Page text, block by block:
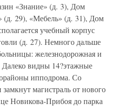
«Знание» (д. 3), Дом
29), «Мебель» (д. 31), Дом
учебный корпус
(д. 27). Немного дальше
железнодорожная и
видны 14?этажные
ипподрома. Со
магистраль от нового
Новикова-Прибоя до парка